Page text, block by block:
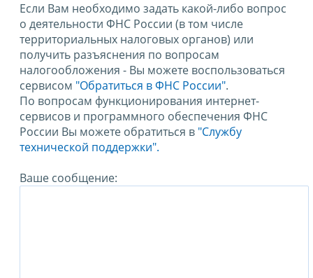
Если Вам необходимо задать какой-либо вопрос
о деятельности ФНС России (в том числе
территориальных налоговых органов) или
получить разъяснения по вопросам
налогообложения - Вы можете воспользоваться
сервисом "Обратиться в ФНС России".
По вопросам функционирования интернет-
сервисов и программного обеспечения ФНС
России Вы можете обратиться в "Службу
технической поддержки".
Ваше сообщение: